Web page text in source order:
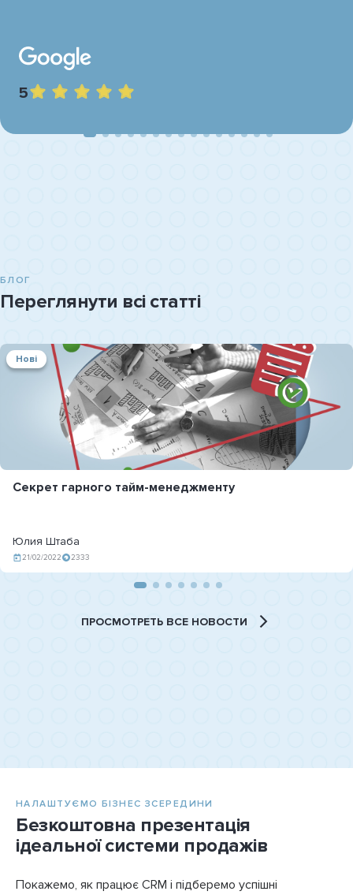
5
БЛОГ
Переглянути всі статті
Нові
Секрет гарного тайм-менеджменту
Юлия Штаба
21/02/2022 2333
ПРОСМОТРЕТЬ ВСЕ НОВОСТИ
НАЛАШТУЄМО БІЗНЕС ЗСЕРЕДИНИ
Безкоштовна презентація
ідеальної системи продажів
Покажемо, як працює CRM і підберемо успішні